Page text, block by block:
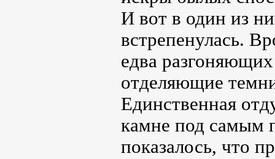
И вот в один из
встрепенулась.
едва
отделяющие
Единственная
камне под самым
показалось, что